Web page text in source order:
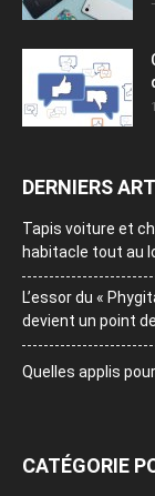
DERNIERS
Tapis voiture et
habitacle tout au
L’essor du «
devient un point
Quelles applis
CATÉGORIE